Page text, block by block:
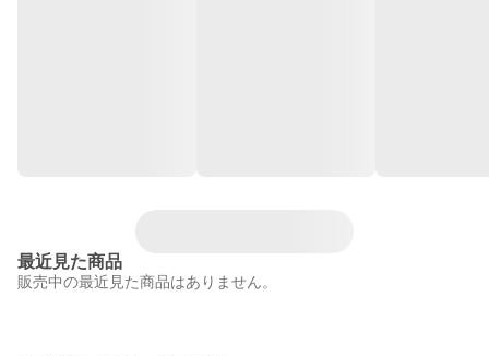
最近見た商品
販売中の最近見た商品はありません。